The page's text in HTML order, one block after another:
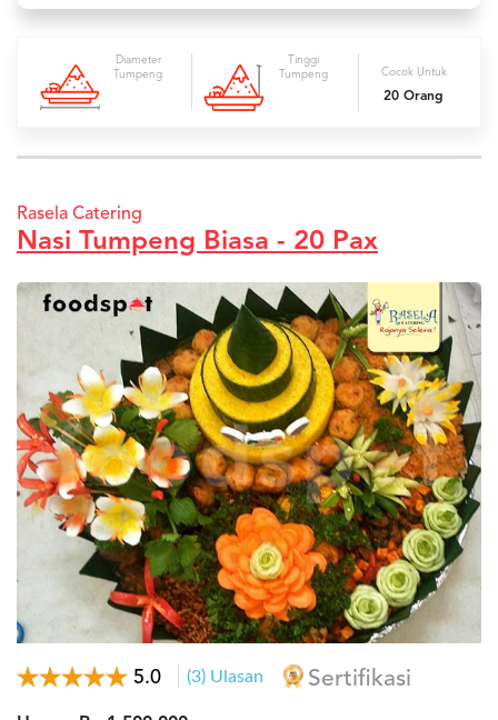
Diameter
Tumpeng
Tinggi
Tumpeng
Cocok Untuk
20 Orang
Rasela Catering
Nasi Tumpeng Biasa - 20 Pax
5.0 (3) Ulasan Sertifikasi